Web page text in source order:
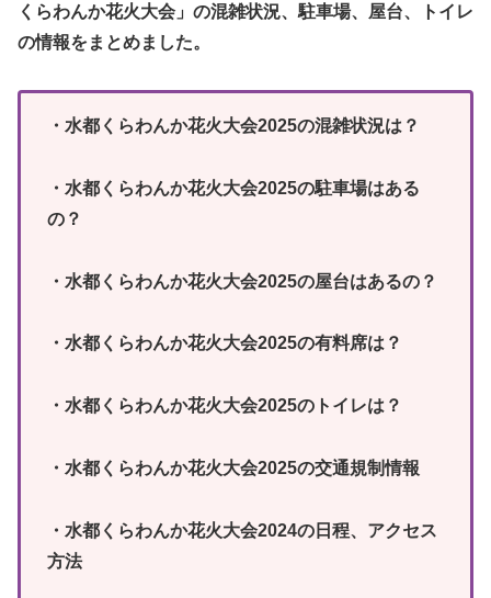
くらわんか花火大会」の混雑状況、駐車場、屋台、トイレ
の情報をまとめました。
・水都くらわんか花火大会2025の混雑状況は？
・水都くらわんか花火大会2025の駐車場はある
の？
・水都くらわんか花火大会2025の屋台はあるの？
・水都くらわんか花火大会2025の有料席は？
・水都くらわんか花火大会2025のトイレは？
・水都くらわんか花火大会2025の交通規制情報
・水都くらわんか花火大会2024の日程、アクセス
方法